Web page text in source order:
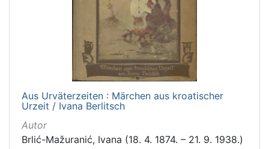
Aus Urväterzeiten : Märchen aus kroatischer
Urzeit / Ivana Berlitsch
Autor
Brlić-Mažuranić, Ivana (18. 4. 1874. – 21. 9. 1938.)